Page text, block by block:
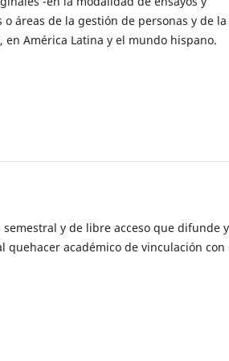
áreas de la gestión de personas y de la
América Latina y el mundo hispano.
y de libre acceso que difunde y
académico de vinculación con